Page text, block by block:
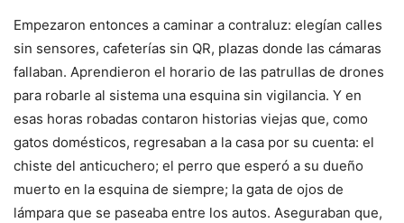
Empezaron entonces a caminar a contraluz: elegían calles
sin sensores, cafeterías sin QR, plazas donde las cámaras
fallaban. Aprendieron el horario de las patrullas de drones
para robarle al sistema una esquina sin vigilancia. Y en
esas horas robadas contaron historias viejas que, como
gatos domésticos, regresaban a la casa por su cuenta: el
chiste del anticuchero; el perro que esperó a su dueño
muerto en la esquina de siempre; la gata de ojos de
lámpara que se paseaba entre los autos. Aseguraban que,